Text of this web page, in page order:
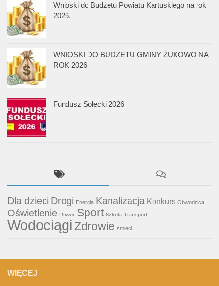
Wnioski do Budżetu Powiatu Kartuskiego na rok
2026.
WNIOSKI DO BUDŻETU GMINY ŻUKOWO NA
ROK 2026
Fundusz Sołecki 2026
Dla dzieci Drogi Energia Kanalizacja Konkurs Obwodnica
Oświetlenie Rower Sport Szkoła Transport
WodociągiZdrowie śmieci
WIĘCEJ